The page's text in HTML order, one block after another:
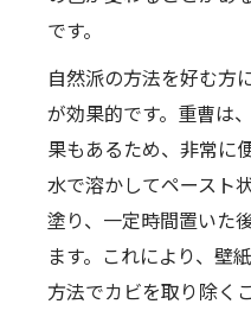
です。
自然派の方法を好む方
が効果的です。重曹は
果もあるため、非常に
水で溶かしてペースト
塗り、一定時間置いた
ます。これにより、壁
方法でカビを取り除く